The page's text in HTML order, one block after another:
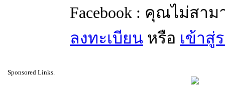
Facebook : คุณไม่สา
ลงทะเบียน หรือ เข้าสู่
Sponsored Links.